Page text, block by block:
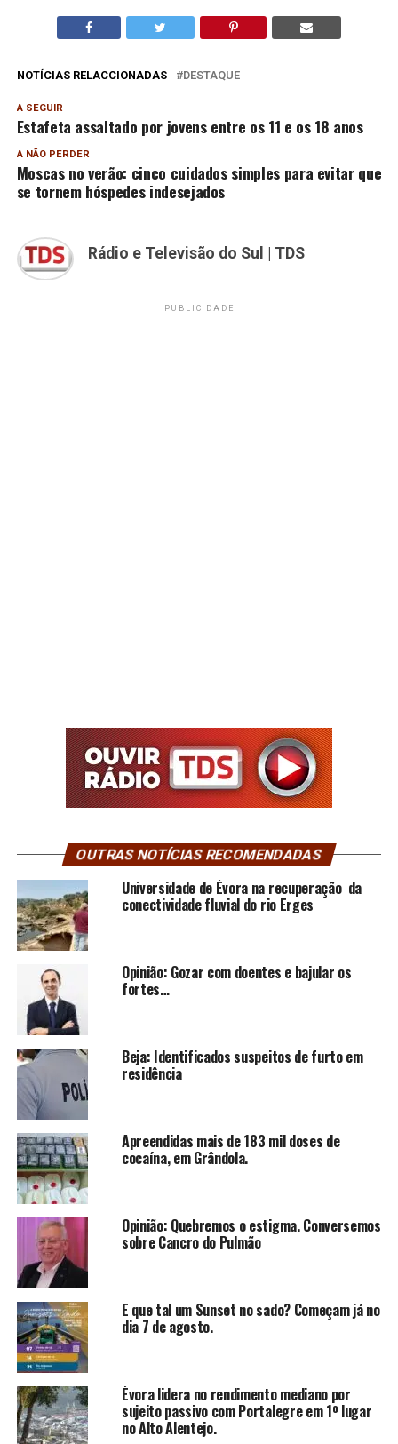
NOTÍCIAS RELACCIONADAS DESTAQUE
A SEGUIR
Estafeta assaltado por jovens entre os 11 e os 18 anos
A NÃO PERDER
Moscas no verão: cinco cuidados simples para evitar que
se tornem hóspedes indesejados
Rádio e Televisão do Sul | TDS
PUBLICIDADE
OUTRAS NOTÍCIAS RECOMENDADAS
Universidade de Évora na recuperação da
conectividade fluvial do rio Erges
Opinião: Gozar com doentes e bajular os
fortes…
Beja: Identificados suspeitos de furto em
residência
Apreendidas mais de 183 mil doses de
cocaína, em Grândola.
Opinião: Quebremos o estigma. Conversemos
sobre Cancro do Pulmão
E que tal um Sunset no sado? Começam já no
dia 7 de agosto.
Évora lidera no rendimento mediano por
sujeito passivo com Portalegre em 1º lugar
no Alto Alentejo.